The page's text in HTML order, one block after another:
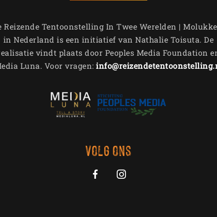
Reizende Tentoonstelling In Twee Werelden |
in Nederland is een initiatief van Nathalie Toisuta. De
vindt plaats door Peoples Media Foundation
Luna. Voor vragen:
Volg ons